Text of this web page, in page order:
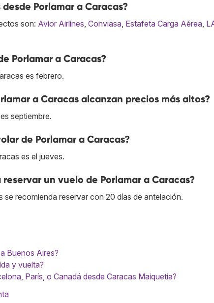
Porlamar a Caracas?
son: Avior Airlines, Conviasa, Estafeta Carga Aérea,
Porlamar a Caracas?
es febrero.
a Caracas alcanzan precios más altos?
septiembre.
de Porlamar a Caracas?
es el jueves.
un vuelo de Porlamar a Caracas?
recomienda reservar con 20 días de antelación.
Buenos Aires?
y vuelta?
París, o Canadá desde Caracas Maiquetia?